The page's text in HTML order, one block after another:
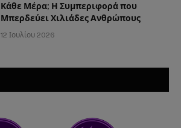
Κάθε Μέρα; Η Συμπεριφορά που
Μπερδεύει Χιλιάδες Ανθρώπους
12 Ιουλίου 2026